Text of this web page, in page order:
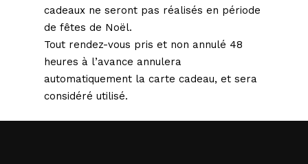
cadeaux ne seront pas réalisés en période
de fêtes de Noël.
Tout rendez-vous pris et non annulé 48
heures à l’avance annulera
automatiquement la carte cadeau, et sera
considéré utilisé.